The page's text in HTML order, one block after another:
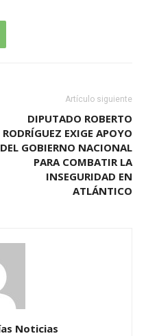
Artículo siguiente
DIPUTADO ROBERTO
RODRÍGUEZ EXIGE APOYO
DEL GOBIERNO NACIONAL
PARA COMBATIR LA
INSEGURIDAD EN
ATLÁNTICO
Noticias